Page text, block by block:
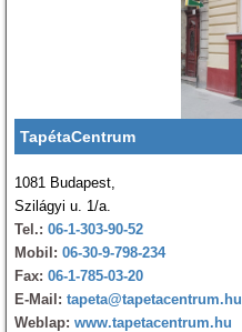
TapétaCentrum
1081 Budapest,
Szilágyi u. 1/a.
Tel.: 06-1-303-90-52
Mobil: 06-30-9-798-234
Fax: 06-1-785-03-20
E-Mail: tapeta@tapetacentrum.hu
Weblap: www.tapetacentrum.hu